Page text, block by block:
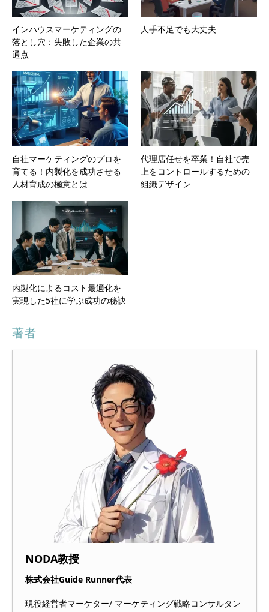
インハウスマーケティングの
落とし穴：失敗した企業の共
通点
人手不足でも大丈夫
自社マーケティングのプロを
育てる！内製化を成功させる
人材育成の極意とは
代理店任せを卒業！自社で売
上をコントロールするための
組織デザイン
内製化によるコスト最適化を
実現した5社に学ぶ成功の秘訣
著者
NODA教授
株式会社Guide Runner代表
現役経営者マーケター/ マーケティング戦略コンサルタン